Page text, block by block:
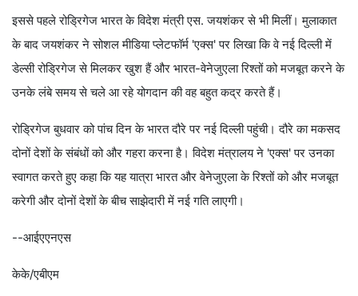
इससे पहले रोड्रिगेज भारत के विदेश मंत्री एस. जयशंकर से भी मिलीं। मुलाकात
के बाद जयशंकर ने सोशल मीडिया प्लेटफॉर्म 'एक्स' पर लिखा कि वे नई दिल्ली में
डेल्सी रोड्रिगेज से मिलकर खुश हैं और भारत-वेनेजुएला रिश्तों को मजबूत करने के
उनके लंबे समय से चले आ रहे योगदान की वह बहुत कद्र करते हैं।
रोड्रिगेज बुधवार को पांच दिन के भारत दौरे पर नई दिल्ली पहुंची। दौरे का मकसद
दोनों देशों के संबंधों को और गहरा करना है। विदेश मंत्रालय ने 'एक्स' पर उनका
स्वागत करते हुए कहा कि यह यात्रा भारत और वेनेजुएला के रिश्तों को और मजबूत
करेगी और दोनों देशों के बीच साझेदारी में नई गति लाएगी।
--आईएएनएस
केके/एबीएम